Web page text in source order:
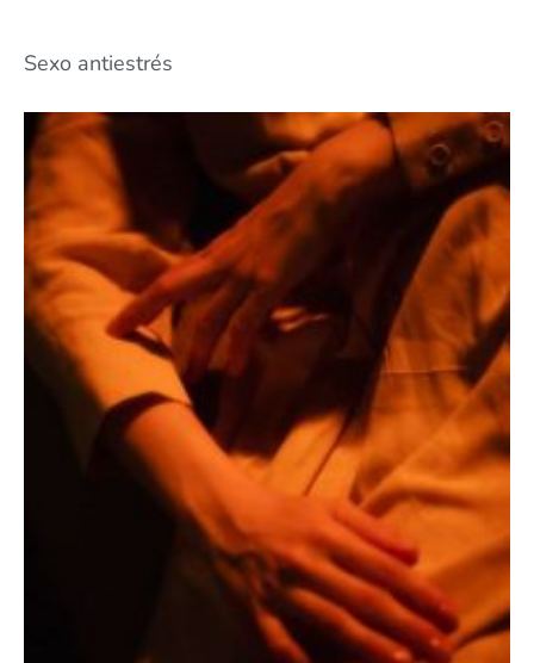
Sexo antiestrés